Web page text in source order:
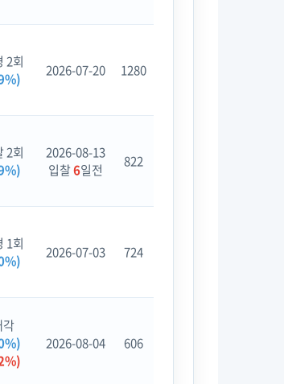
2회
2026-07-20 1280
2회
2026-08-13
입찰6일전 822
1회
2026-07-03 724
각
2026-08-04 606